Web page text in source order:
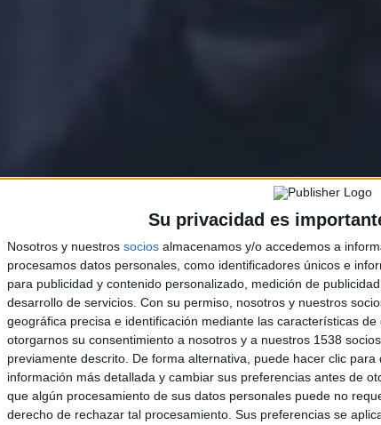
Su privacidad es
Nosotros y nuestros socios almacenamos y/o accedemos a
procesamos datos personales, como identificadores únicos e
para publicidad y contenido personalizado, medición de
desarrollo de servicios. Con su permiso, nosotros y nuestros
geográfica precisa e identificación mediante las características
otorgarnos su consentimiento a nosotros y a nuestros 1538
previamente descrito. De forma alternativa, puede hacer clic
información más detallada y cambiar sus preferencias antes de
que algún procesamiento de sus datos personales puede no
derecho de rechazar tal procesamiento. Sus preferencias se